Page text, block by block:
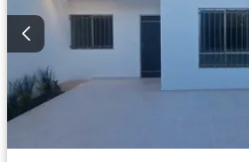
Parcialmente amueblado